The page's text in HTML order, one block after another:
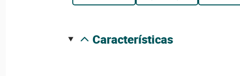
características